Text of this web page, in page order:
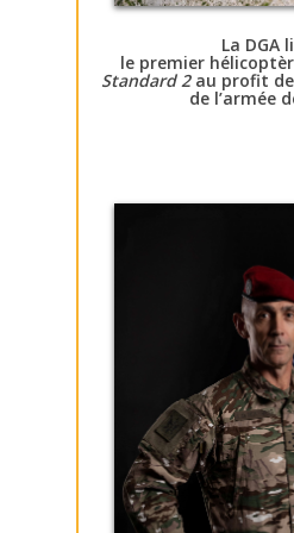
La DGA
le premier
Standard 2au profit
de l’armée